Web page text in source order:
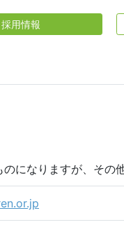
採用情報
になりますが、その